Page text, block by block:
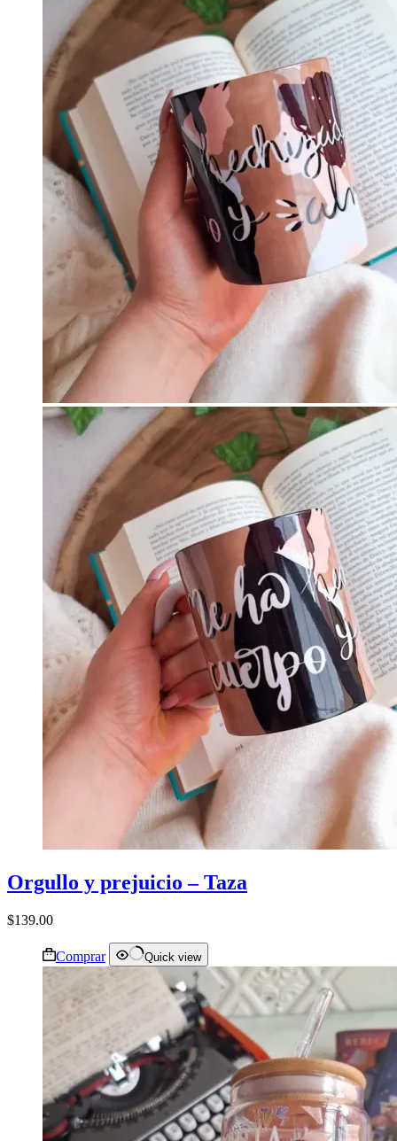
Orgullo y prejuicio – Taza
$139.00
Comprar Quick view